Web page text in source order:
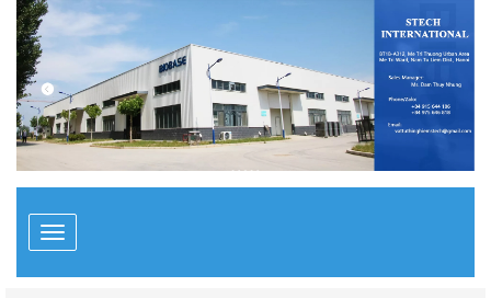
Toggle
navigation